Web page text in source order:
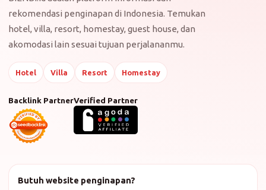
rekomendasi penginapan di Indonesia. Temukan
hotel, villa, resort, homestay, guest house, dan
akomodasi lain sesuai tujuan perjalananmu.
Hotel Villa Resort Homestay
Backlink PartnerVerified Partner
Butuh website penginapan?